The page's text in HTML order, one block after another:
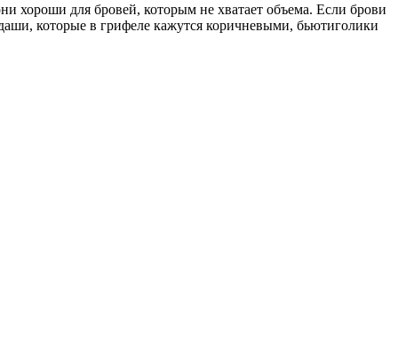
хороши для бровей, которым не хватает объема. Если брови
которые в грифеле кажутся коричневыми, бьютиголики